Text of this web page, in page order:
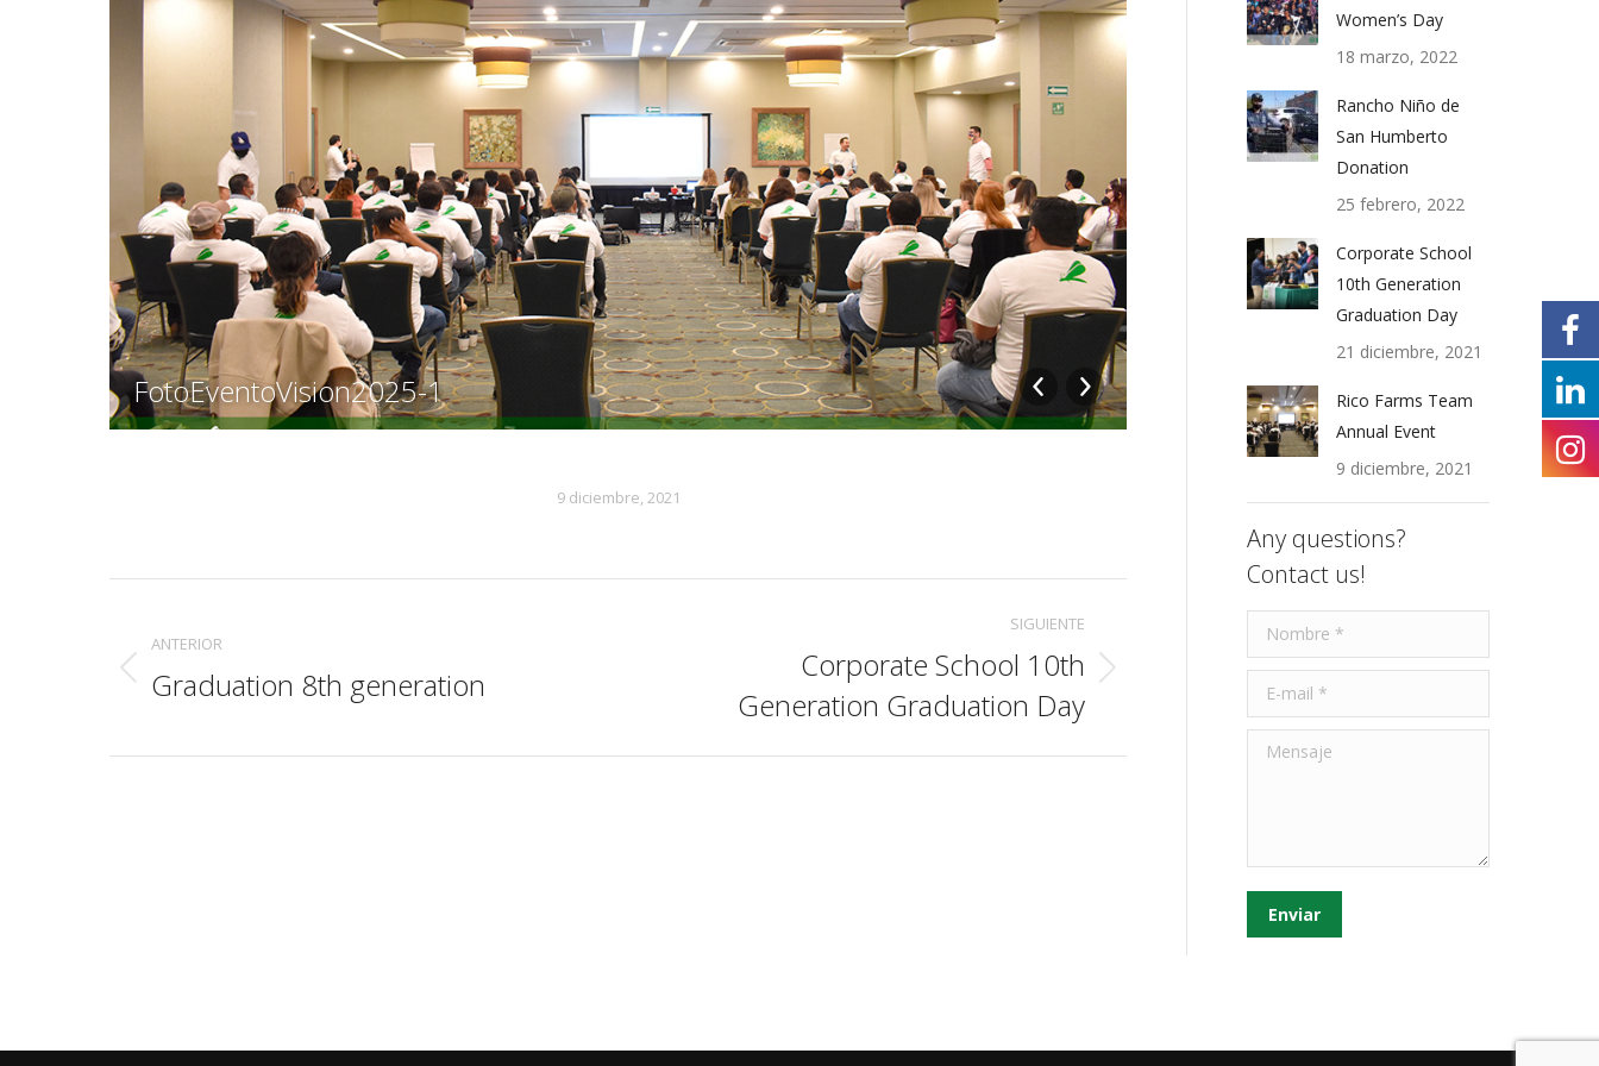
FotoEventoVision2025-1 FotoEventoVision2025-2
9 diciembre, 2021
entre
álbumes
ANTERIOR
Álbum
Graduation 8th generation
SIGUIENTE
siguiente:
Corporate School 10th
Generation Graduation Day
Women’s Day
18 marzo, 2022
Rancho Niño de
San Humberto
Donation
25 febrero, 2022
Corporate School
10th Generation
Graduation Day
21 diciembre, 2021
Rico Farms Team
Annual Event
9 diciembre, 2021
Any questions?
Contact us!
Nombre *
E-mail *
Mensaje
Enviar